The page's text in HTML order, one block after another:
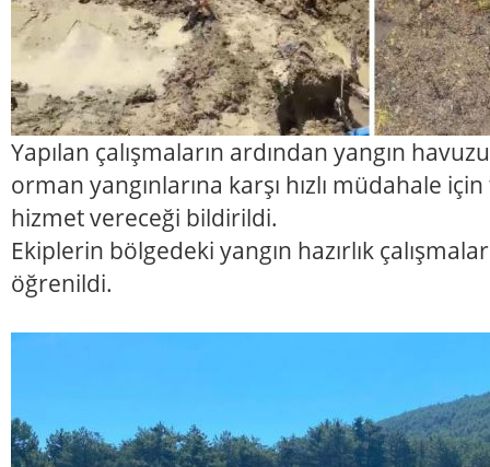
Yapılan çalışmaların ardından yangın
orman yangınlarına karşı hızlı müdahale
hizmet vereceği bildirildi.
Ekiplerin bölgedeki yangın hazırlık
öğrenildi.